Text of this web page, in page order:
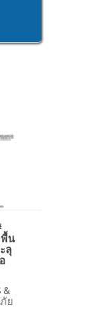
พื้น
ลุ
&
ย